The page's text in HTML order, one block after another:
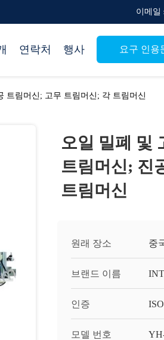
이메일
연락처 행사 요구 인용
트림머신; 고무 트림머신; 각 트림머신
오일 밀폐 및
트림머신; 진
트림머신
원래 장소 중
브랜드 이름
인증
모델 번호